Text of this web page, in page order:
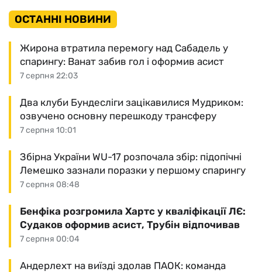
ОСТАННІ НОВИНИ
7 серпня 22:03
Жирона втратила перемогу над Сабадель у
спарингу: Ванат забив гол і оформив асист
7 серпня 10:01
Два клуби Бундесліги зацікавилися Мудриком:
озвучено основну перешкоду трансферу
7 серпня 08:48
Збірна України WU-17 розпочала збір: підопічні
Лемешко зазнали поразки у першому спарингу
7 серпня 00:04
Бенфіка розгромила Хартс у кваліфікації ЛЄ:
Судаков оформив асист, Трубін відпочивав
Андерлехт на виїзді здолав ПАОК: команда